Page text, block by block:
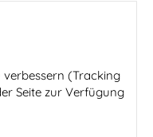
verbessern (Tracking
Seite zur Verfügung